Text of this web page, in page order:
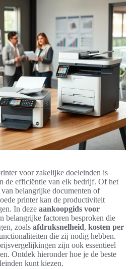
voor zakelijke doeleinden is
de efficiëntie van elk bedrijf. Of het
belangrijke documenten of
printer kan de productiviteit
In deze aankoopgids voor
belangrijke factoren besproken die
zoals afdruksnelheid, kosten per
die zij nodig hebben.
zijn ook essentieel
Ontdek hieronder hoe je de beste
kunt kiezen.